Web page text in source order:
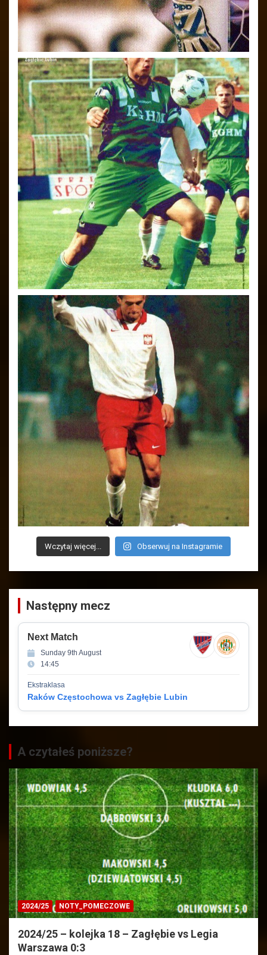
Wczytaj więcej... Obserwuj na Instagramie
Następny mecz
Next Match
Sunday 9th August
14:45
Ekstraklasa
Raków Częstochowa vs Zagłębie Lubin
A czytałeś poniższe?
2024/25 NOTY_POMECZOWE
2024/25 – kolejka 18 – Zagłębie vs Legia
Warszawa 0:3